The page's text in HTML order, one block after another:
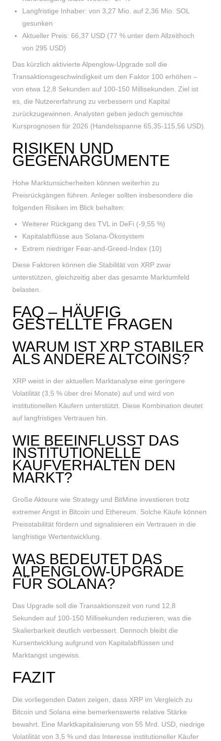
Langfristige Inhaber: von 3,27 Mio. auf 2,36 Mio. SOL
gesunken
Aktueller Preis: 66,37 USD (77 % unter dem Allzeithoch
von 295 USD)
Das kürzlich aktivierte Alpenglow-Upgrade soll die
Transaktionsgeschwindigkeit um den Faktor 100 erhöhen –
von etwa 12,8 Sekunden auf 100-150 Millisekunden. Ziel ist
es, die Nutzererfahrung zu verbessern und Kapital
zurückzugewinnen. Analysten geben jedoch gemischte
Kursprognosen für 2026 (Handelsspanne 65,35-115,56 USD).
RISIKEN UND
GEGENARGUMENTE
Hohe Marktunsicherheiten können weiterhin zu
Preisrückgängen führen. Anleger sollten insbesondere die
folgenden Risiken im Blick behalten:
Weiterer Rückgang des TVL in DeFi (-9,55 %)
Kapitalabflüsse aus Solana-Ökosystem
Extrem niedriger Fear-and-Greed-Index (10)
Diese Faktoren können die Stabilität von XRP zwar
unterstützen, gleichzeitig aber das gesamte Marktumfeld
belasten.
FAQ – HÄUFIG
GESTELLTE FRAGEN
WARUM IST XRP STABILER
ALS ANDERE ALTCOINS?
XRP weist in der aktuellen Marktanalyse eine geringere
Volatilität (3,5 % über drei Monate) auf und wird von
institutionellen Käufern unterstützt. Diese Kombination deutet
auf langfristiges Vertrauen hin.
WIE BEEINFLUSST DAS
INSTITUTIONELLE
KAUFVERHALTEN DEN
MARKT?
Große Akteure wie Strategy und BitMine investieren trotz
extremer Angst in Bitcoin und Ethereum. Solche Käufe können
Preisstabilität fördern und signalisieren ein Vertrauen in die
langfristige Wertentwicklung.
WAS BEDEUTET DAS
ALPENGLOW-UPGRADE
FÜR SOLANA?
Das Upgrade soll die Transaktionszeit von rund 12,8
Sekunden auf 100-150 Millisekunden reduzieren, was die
Skalierbarkeit deutlich verbessert. Dennoch bleibt die
Kursentwicklung aufgrund von Kapitalabflüssen und
Marktangst ungewiss.
FAZIT
Die vorliegenden Daten zeigen, dass XRP im Vergleich zu
Bitcoin und Solana eine bemerkenswerte relative Stärke
bewahrt. Eine Marktkapitalisierung von 55 Mrd. USD, niedrige
Volatilität von 3,5 % und das Interesse institutioneller Käufer